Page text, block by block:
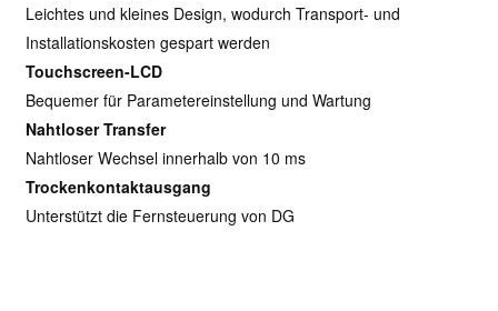
Leichtes und kleines Design, wodurch Transport- und
Installationskosten gespart werden
Touchscreen-LCD
Bequemer für Parametereinstellung und Wartung
Nahtloser Transfer
Nahtloser Wechsel innerhalb von 10 ms
Trockenkontaktausgang
Unterstützt die Fernsteuerung von DG